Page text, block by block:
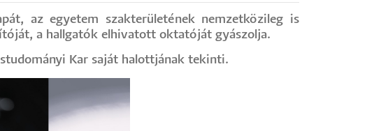
az egyetem szakterületének nemzetközileg is
a hallgatók elhivatott oktatóját gyászolja.
Kar saját halottjának tekinti.